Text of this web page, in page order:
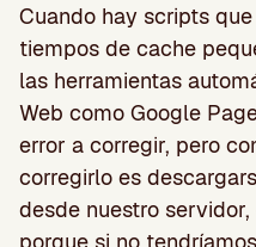
Cuando hay scripts
tiempos de cache
las herramientas
Web como Google
error a corregir, pero
corregirlo es
desde nuestro